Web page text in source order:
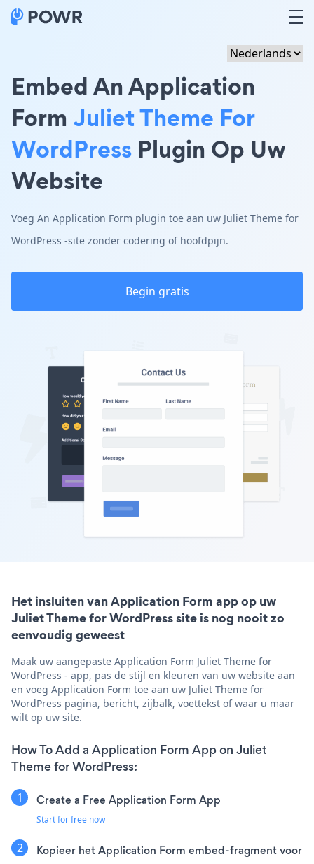
Embed An Application
Form Juliet Theme For
WordPress Plugin Op Uw
Website
Voeg An Application Form plugin toe aan uw Juliet Theme for
WordPress -site zonder codering of hoofdpijn.
Begin gratis
Het insluiten van Application Form app op uw
Juliet Theme for WordPress site is nog nooit zo
eenvoudig geweest
Maak uw aangepaste Application Form Juliet Theme for
WordPress - app, pas de stijl en kleuren van uw website aan
en voeg Application Form toe aan uw Juliet Theme for
WordPress pagina, bericht, zijbalk, voettekst of waar u maar
wilt op uw site.
How To Add a Application Form App on Juliet
Theme for WordPress:
Create a Free Application Form App
Start for free now
Kopieer het Application Form embed-fragment voor